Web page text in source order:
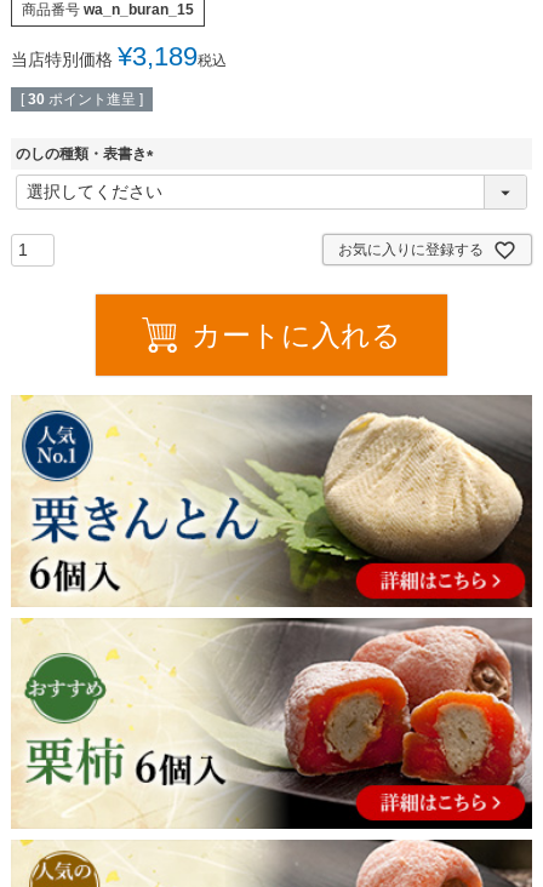
商品番号 wa_n_buran_15
当店特別価格 ¥3,189税込
[ 30 ポイント進呈 ]
のしの種類・表書き
(
必
お気に入りに登録する
カートに入れる